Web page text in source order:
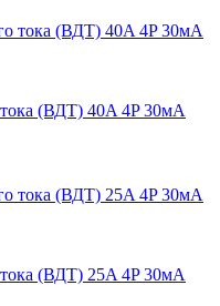
(ВДТ) 40A 4P 30мА
(ВДТ) 25A 4P 30мА